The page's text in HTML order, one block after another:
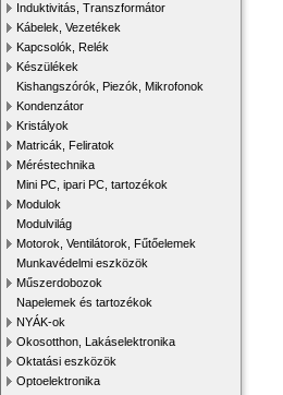
Induktivitás, Transzformátor
Kábelek, Vezetékek
Kapcsolók, Relék
Készülékek
Kishangszórók, Piezók, Mikrofonok
Kondenzátor
Kristályok
Matricák, Feliratok
Méréstechnika
Mini PC, ipari PC, tartozékok
Modulok
Modulvilág
Motorok, Ventilátorok, Fűtőelemek
Munkavédelmi eszközök
Műszerdobozok
Napelemek és tartozékok
NYÁK-ok
Okosotthon, Lakáselektronika
Oktatási eszközök
Optoelektronika